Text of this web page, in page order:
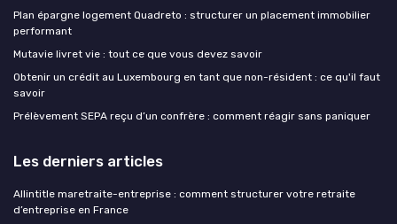
Plan épargne logement Quadreto : structurer un placement immobilier
performant
Mutavie livret vie : tout ce que vous devez savoir
Obtenir un crédit au Luxembourg en tant que non-résident : ce qu'il faut
savoir
Prélèvement SEPA reçu d’un confrère : comment réagir sans paniquer
Les derniers articles
Allintitle maretraite-entreprise : comment structurer votre retraite
d’entreprise en France